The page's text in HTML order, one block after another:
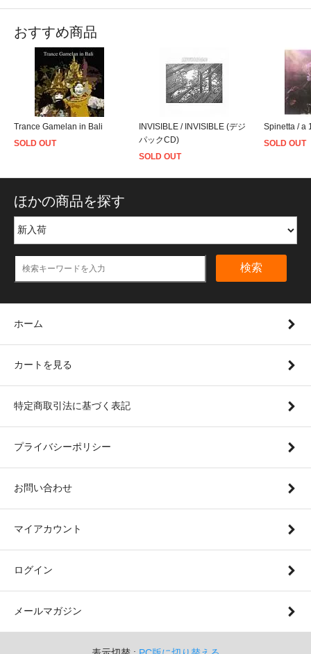
おすすめ商品
Trance Gamelan in Bali
SOLD OUT
INVISIBLE / INVISIBLE (デジ
パックCD)
SOLD OUT
Spinetta / a
SOLD OUT
ほかの商品を探す
検索
ホーム
カートを見る
特定商取引法に基づく表記
プライバシーポリシー
お問い合わせ
マイアカウント
ログイン
メールマガジン